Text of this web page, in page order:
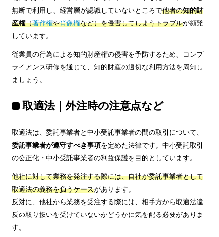
無断で利用し、経営層が認識していないところで他者の知的財
産権（著作権や肖像権など）を侵害してしまうトラブルが頻発
しています。
従業員の行為による知的財産権の侵害を予防するため、コンプ
ライアンス研修を通じて、知的財産の適切な利用方法を周知し
ましょう。
取適法｜外注時の注意点など
取適法は、委託事業者と中小受託事業者の間の取引について、
委託事業者が遵守すべき事項を定めた法律です。中小受託取引
の公正化・中小受託事業者の利益保護を目的としています。
他社に対して業務を発注する際には、自社が委託事業者として
取適法の義務を負うケースがあります。
反対に、他社から業務を受注する際には、相手方から取適法違
反の取り扱いを受けていないかどうかに気を配る必要がありま
す。